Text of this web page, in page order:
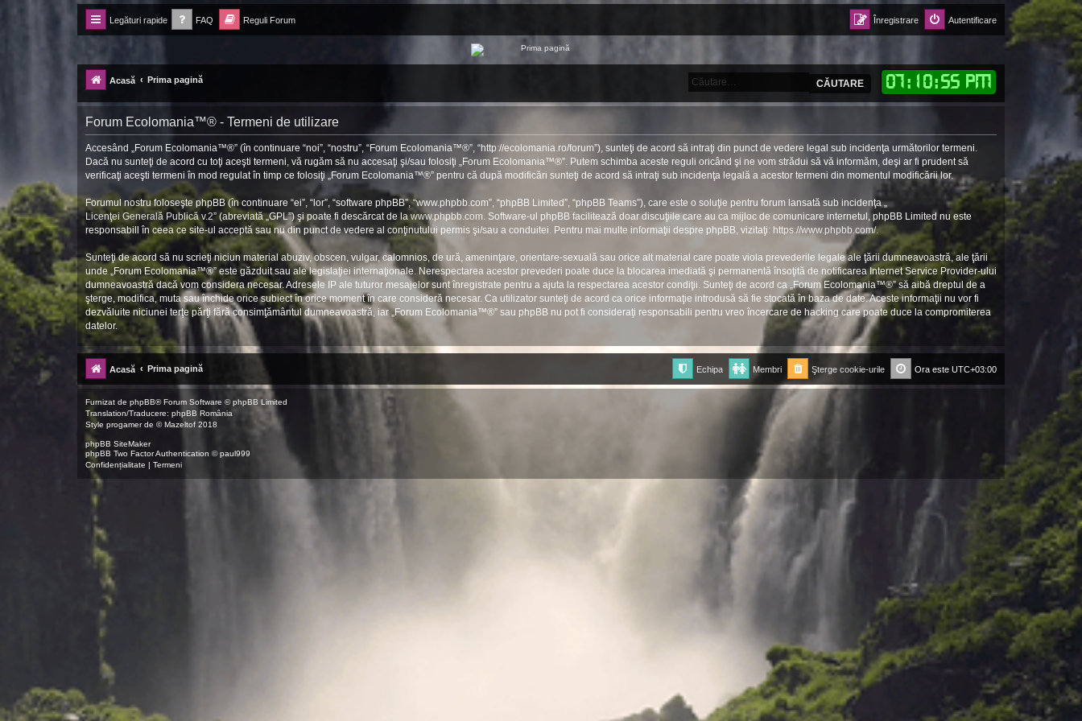
Legături rapide FAQ Reguli Forum Autentificare
Înregistrare
Forum Ecolomania™®
-= Idei pentru viitor =-
Acasă Prima pagină 07: 10:56 PM
CĂUTARE
Forum Ecolomania™® - Termeni de utilizare
Accesând „Forum Ecolomania™®” (în continuare “noi”, “nostru”, “Forum Ecolomania™®”, “http://ecolomania.ro/forum”), sunteţi de acord să intraţi din punct de vedere legal sub incidenţa următorilor termeni.
Dacă nu sunteţi de acord cu toţi aceşti termeni, vă rugăm să nu accesaţi şi/sau folosiţi „Forum Ecolomania™®”. Putem schimba aceste reguli oricând şi ne vom strădui să vă informăm, deşi ar fi prudent să
verificaţi aceşti termeni în mod regulat în timp ce folosiţi „Forum Ecolomania™®” pentru că după modificări sunteţi de acord să intraţi sub incidenţa legală a acestor termeni din momentul modificării lor.
Forumul nostru foloseşte phpBB (în continuare “ei”, “lor”, “software phpBB”, “www.phpbb.com”, “phpBB Limited”, “phpBB Teams”), care este o soluţie pentru forum lansată sub incidenţa „
Licenţei Generală Publică v.2” (abreviată „GPL”) şi poate fi descărcat de lawww.phpbb.com. Software-ul phpBB facilitează doar discuţiile care au ca mijloc de comunicare internetul, phpBB Limited nu este
responsabill în ceea ce site-ul acceptă sau nu din punct de vedere al conţinutului permis şi/sau a conduitei. Pentru mai multe informaţii despre phpBB, vizitaţi: https://www.phpbb.com/.
Sunteţi de acord să nu scrieţi niciun material abuziv, obscen, vulgar, calomnios, de ură, ameninţare, orientare-sexuală sau orice alt material care poate viola prevederile legale ale ţării dumneavoastră, ale ţării
unde „Forum Ecolomania™®” este găzduit sau ale legislaţiei internaţionale. Nerespectarea acestor prevederi poate duce la blocarea imediată şi permanentă însoţită de notificarea Internet Service Provider-ului
dumneavoastră dacă vom considera necesar. Adresele IP ale tuturor mesajelor sunt înregistrate pentru a ajuta la respectarea acestor condiţii. Sunteţi de acord ca „Forum Ecolomania™®” să aibă dreptul de a
şterge, modifica, muta sau închide orice subiect în orice moment în care consideră necesar. Ca utilizator sunteţi de acord ca orice informaţie introdusă să fie stocată în baza de date. Aceste informaţii nu vor fi
dezvăluite niciunei terţe părţi fără consimţământul dumneavoastră, iar „Forum Ecolomania™®” sau phpBB nu pot fi consideraţi responsabili pentru vreo încercare de hacking care poate duce la compromiterea
datelor.
Acasă Prima pagină Ora este UTC+03:00
Şterge cookie-urile
Membri
Echipa
Furnizat de phpBB® Forum Software © phpBB Limited
Translation/Traducere: phpBB România
Style progamerde ©Mazeltof 2018
phpBB SiteMaker
phpBB Two Factor Authentication ©paul999
Confidențialitate | Termeni